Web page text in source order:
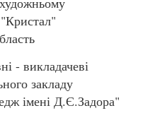
- викладачеві
закладу
імені Д.Є.Задора"